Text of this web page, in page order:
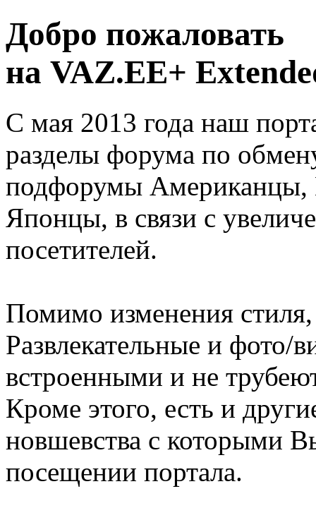
Добро пожаловать
на VAZ.EE+
С мая 2013 года наш
разделы форума по
подфорумы
Японцы, в связи с
посетителей.
Помимо изменения
Развлекательные и фото/
встроенными и не
Кроме этого, есть и
новшевства с которыми
посещении портала.